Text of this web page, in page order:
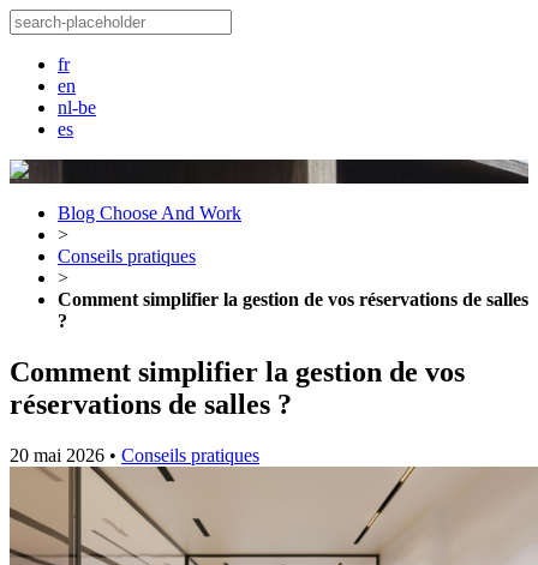
fr
en
nl-be
es
Blog Choose And Work
>
Conseils pratiques
>
Comment simplifier la gestion de vos réservations de salles
?
Comment simplifier la gestion de vos
réservations de salles ?
20 mai 2026 • Conseils pratiques